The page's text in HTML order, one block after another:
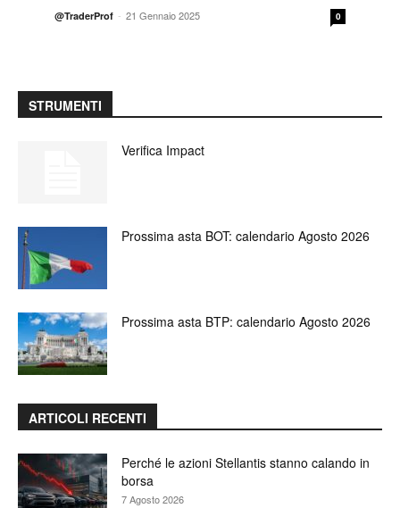
@TraderProf - 21 Gennaio 2025 0
STRUMENTI
Verifica Impact
Prossima asta BOT: calendario Agosto 2026
Prossima asta BTP: calendario Agosto 2026
ARTICOLI RECENTI
Perché le azioni Stellantis stanno calando in
borsa
7 Agosto 2026